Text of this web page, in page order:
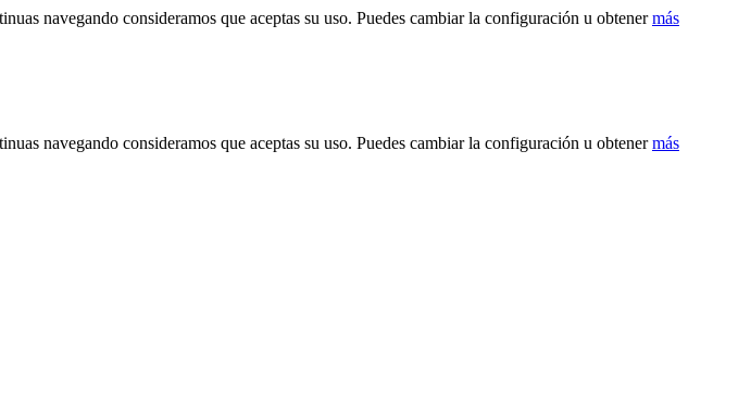
navegando consideramos que aceptas su uso. Puedes cambiar la configuración u obtenermás
navegando consideramos que aceptas su uso. Puedes cambiar la configuración u obtenermás